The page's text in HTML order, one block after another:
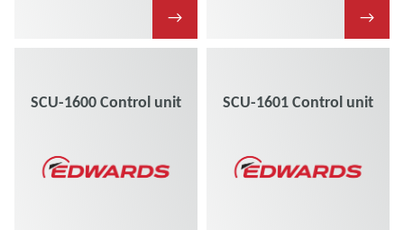
→ →
SCU-1600 Control unit SCU-1601 Control unit